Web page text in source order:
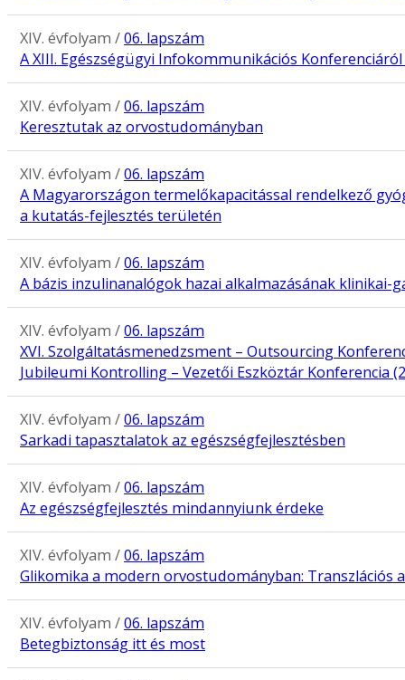
XIV. évfolyam /06. lapszám
A XIII. Egészségügyi Infokommunikációs
XIV. évfolyam /06. lapszám
Keresztutak az orvostudományban
XIV. évfolyam /06. lapszám
A Magyarországon termelőkapacitással rendelkező
a kutatás-fejlesztés területén
XIV. évfolyam /06. lapszám
A bázis inzulinanalógok hazai alkalmazásának klinikai-
XIV. évfolyam /06. lapszám
XVI. Szolgáltatásmenedzsment – Outsourcing
Jubileumi Kontrolling – Vezetői Eszköztár Konferencia
XIV. évfolyam /06. lapszám
Sarkadi tapasztalatok az egészségfejlesztésben
XIV. évfolyam /06. lapszám
Az egészségfejlesztés mindannyiunk érdeke
XIV. évfolyam /06. lapszám
Glikomika a modern orvostudományban: Transzlációs
XIV. évfolyam /06. lapszám
Betegbiztonság itt és most